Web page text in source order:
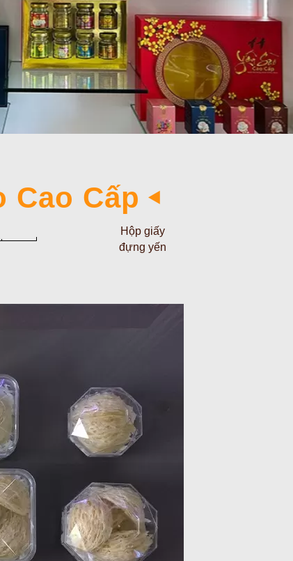
Cao Cấp
Hộp giấy
đựng yến